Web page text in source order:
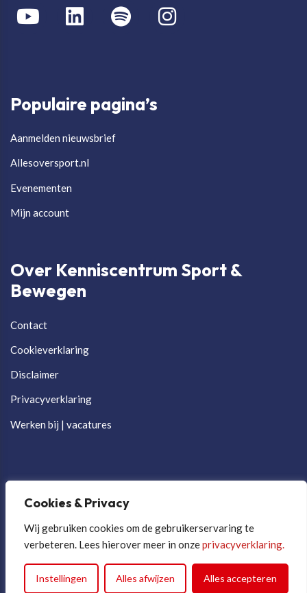
Cookies & Privacy
Wij gebruiken cookies om de gebruikerservaring te
verbeteren. Lees hierover meer in onzeprivacyverklaring.
Instellingen Alles afwijzen Alles accepteren
Populaire pagina’s
Aanmelden nieuwsbrief
Allesoversport.nl
Evenementen
Mijn account
Over Kenniscentrum Sport &
Bewegen
Contact
Cookieverklaring
Disclaimer
Privacyverklaring
Werken bij | vacatures
Cookievoorkeuren aanpassen